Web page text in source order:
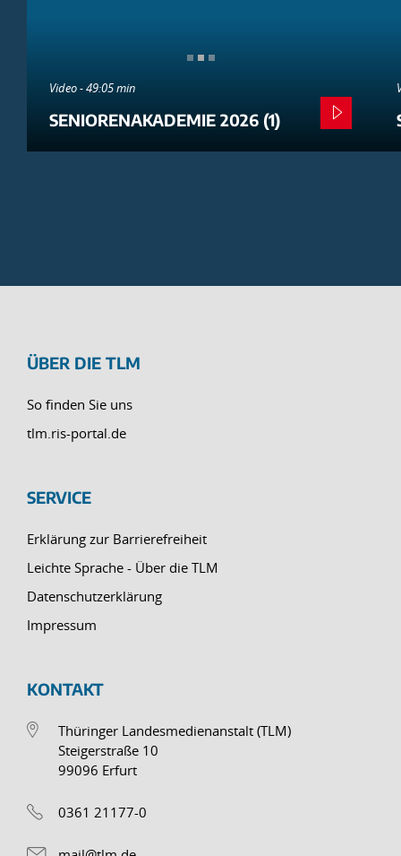
Video - 49:05 min
SENIORENAKADEMIE 2026 (1)
ÜBER DIE TLM
So finden Sie uns
tlm.ris-portal.de
SERVICE
Erklärung zur Barrierefreiheit
Leichte Sprache - Über die TLM
Datenschutzerklärung
Impressum
KONTAKT
Thüringer Landesmedienanstalt (TLM)
Steigerstraße 10
99096 Erfurt
0361 21177-0